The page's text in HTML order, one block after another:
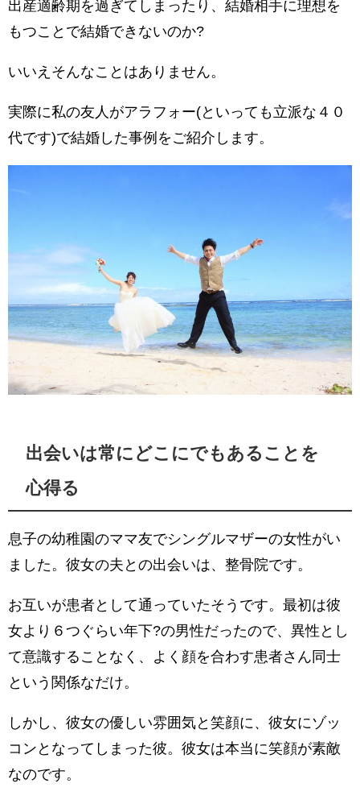
出産適齢期を過ぎてしまったり、結婚相手に理想を
もつことで結婚できないのか?
いいえそんなことはありません。
実際に私の友人がアラフォー(といっても立派な４０
代です)で結婚した事例をご紹介します。
出会いは常にどこにでもあることを
心得る
息子の幼稚園のママ友でシングルマザーの女性がい
ました。彼女の夫との出会いは、整骨院です。
お互いが患者として通っていたそうです。最初は彼
女より６つぐらい年下?の男性だったので、異性とし
て意識することなく、よく顔を合わす患者さん同士
という関係なだけ。
しかし、彼女の優しい雰囲気と笑顔に、彼女にゾッ
コンとなってしまった彼。彼女は本当に笑顔が素敵
なのです。